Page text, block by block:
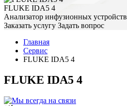
FLUKE IDA5 4
Анализатор инфузионных устройств
Заказать услугу Задать вопрос
Главная
Сервис
FLUKE IDA5 4
FLUKE IDA5 4